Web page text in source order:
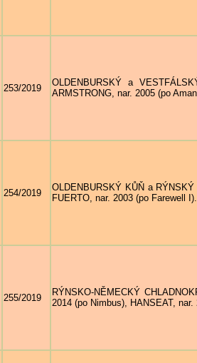
253/2019
OLDENBURSKÝ a
ARMSTRONG, nar. 2005 (po
254/2019
OLDENBURSKÝ KŮŇ a
FUERTO, nar. 2003 (po Farewell I).
255/2019
RÝNSKO-NĚMECKÝ
2014 (po Nimbus), HANSEAT,